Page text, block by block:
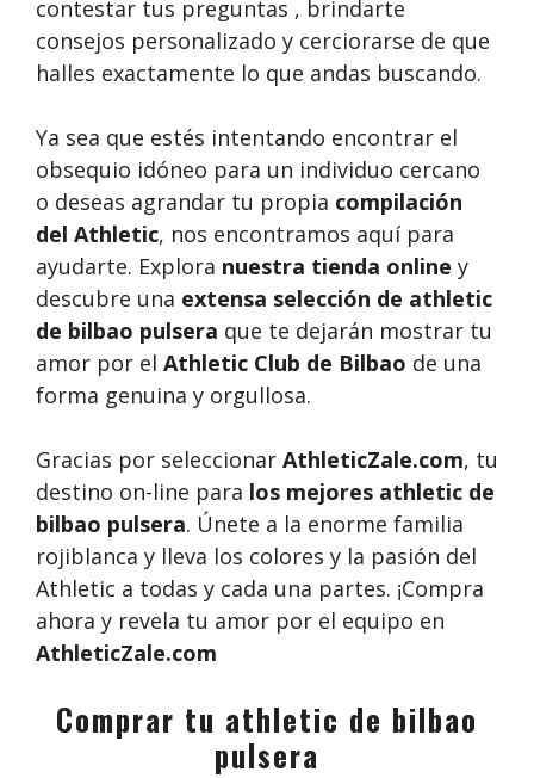
contestar tus preguntas , brindarte
consejos personalizado y cerciorarse de que
halles exactamente lo que andas buscando.
Ya sea que estés intentando encontrar el
obsequio idóneo para un individuo cercano
o deseas agrandar tu propia compilación
del Athletic, nos encontramos aquí para
ayudarte. Explora nuestra tienda online y
descubre una extensa selección de athletic
de bilbao pulsera que te dejarán mostrar tu
amor por el Athletic Club de Bilbao de una
forma genuina y orgullosa.
Gracias por seleccionar AthleticZale.com, tu
destino on-line para los mejores athletic de
bilbao pulsera. Únete a la enorme familia
rojiblanca y lleva los colores y la pasión del
Athletic a todas y cada una partes. ¡Compra
ahora y revela tu amor por el equipo en
AthleticZale.com
Comprar tu athletic de bilbao
pulsera